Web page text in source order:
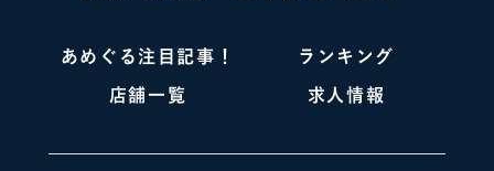
あめぐる注目記事！ ランキング
店舗一覧 求人情報